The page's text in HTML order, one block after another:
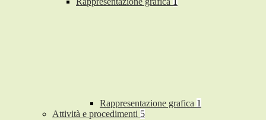
Rappresentazione grafica 1
Attività e procedimenti 5